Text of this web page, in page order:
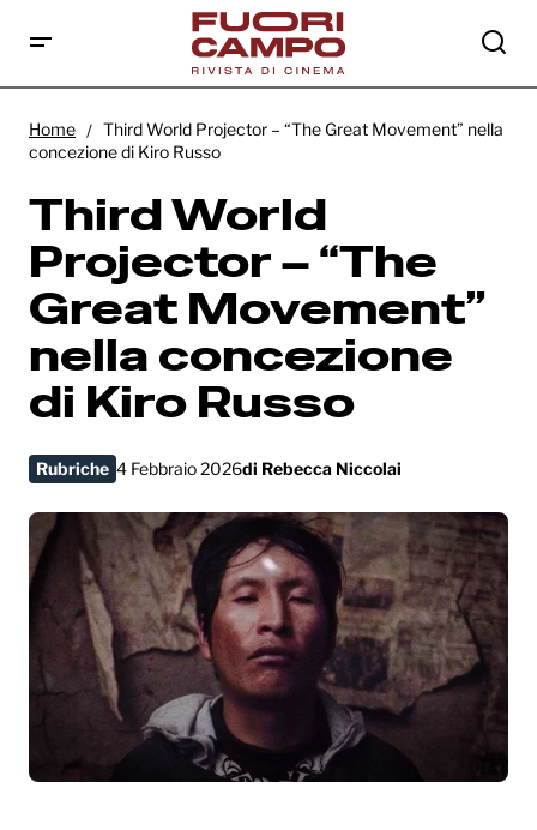
Movement” nella concezione di Kiro Russo
Home
Third World Projector – “The Great Movement” nella
concezione di Kiro Russo
Third World
Projector – “The
Great Movement”
nella concezione
di Kiro Russo
Rubriche 4 Febbraio 2026di Rebecca Niccolai